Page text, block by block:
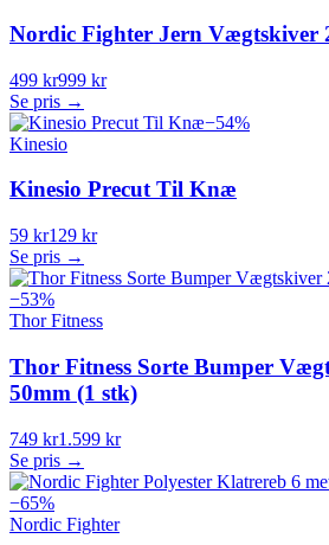
Nordic Fighter Jern Vægtskiver
499 kr999 kr
Se pris →
−54%
Kinesio
Kinesio Precut Til Knæ
59 kr129 kr
Se pris →
−53%
Thor Fitness
Thor Fitness Sorte Bumper
50mm (1 stk)
749 kr1.599 kr
Se pris →
−65%
Nordic Fighter